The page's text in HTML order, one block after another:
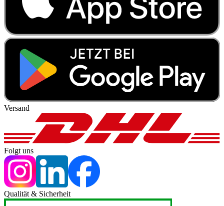
Versand
Folgt uns
Qualität & Sicherheit